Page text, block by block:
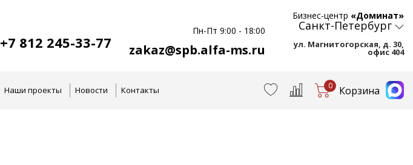
+7 812 245-33-77
Пн-Пт 9:00 - 18:00
zakaz@spb.alfa-ms.ru
Бизнес-центр «Доминат»
Санкт-Петербург
ул. Магнитогорская, д. 30,
офис 404
Наши проекты Новости Контакты 0 Корзина